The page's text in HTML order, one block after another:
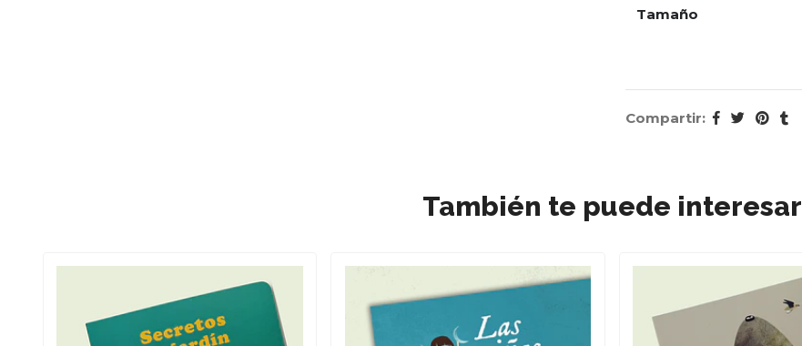
Tamaño
Compartir:
También te puede interesar